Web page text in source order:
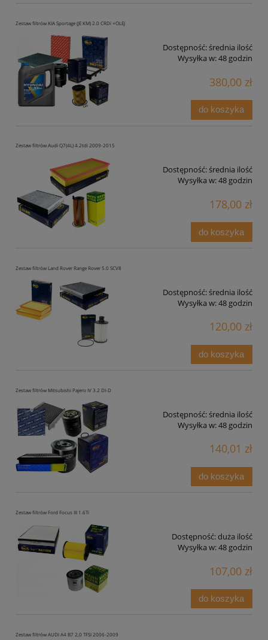
Zestaw filtrów KIA Sportage (JE KM) 2.0 CRDi +OLEJ
Dostępność:średnia ilość
Wysyłka w:48 godzin
380,00 zł
do koszyka
Zestaw filtrów Audi Q7(4L) 4.2tdi 2009-2015
Dostępność:średnia ilość
Wysyłka w:48 godzin
178,00 zł
do koszyka
Zestaw filtrów Land Rover Range Rover 5.0 SCV8
Dostępność:średnia ilość
Wysyłka w:48 godzin
120,00 zł
do koszyka
Zestaw filtrów Mitsubishi Pajero IV 3.2 DI-D
Dostępność:średnia ilość
Wysyłka w:48 godzin
140,01 zł
do koszyka
Zestaw filtrów Ford Focus III 1.6Ti
Dostępność:duża ilość
Wysyłka w:48 godzin
107,00 zł
do koszyka
Zestaw filtrów AUDI A4 B7 2,0 TFSI 2006-2009